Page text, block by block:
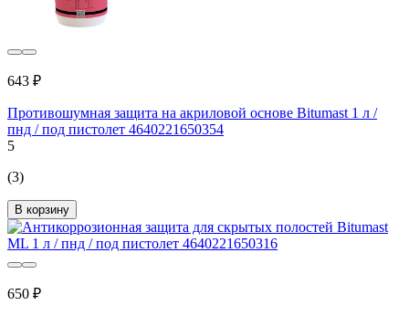
643 ₽
Противошумная защита на акриловой основе Bitumast 1 л /
пнд / под пистолет 4640221650354
5
(3)
В корзину
650 ₽